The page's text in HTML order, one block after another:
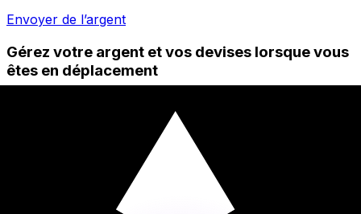
Envoyer de l’argent
Gérez votre argent et vos devises lorsque vous
êtes en déplacement
nécessaires pour vos transferts d'argent internationaux
et la gestion de vos devises. Convertissez des devises,
programmez des alertes de taux et transférez de
l'argent à l'étranger sans frais cachés. Téléchargez
l'application dès aujourd'hui !